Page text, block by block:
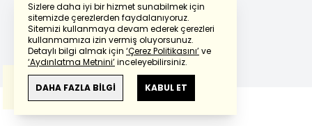
Sizlere daha iyi bir hizmet sunabilmek için
sitemizde çerezlerden faydalanıyoruz.
Sitemizi kullanmaya devam ederek çerezleri
kullanmamıza izin vermiş oluyorsunuz.
Detaylı bilgi almak için ‘Çerez Politikasını’ve
‘Aydınlatma Metnini’inceleyebilirsiniz.
DAHA FAZLA BİLGİ KABUL ET
Powered by Translate
Bu çevirideGoogle Transletekullanılmıştır.
Anlam ve çeviri hatalarından
haberturk.com
sorumlu değildir.